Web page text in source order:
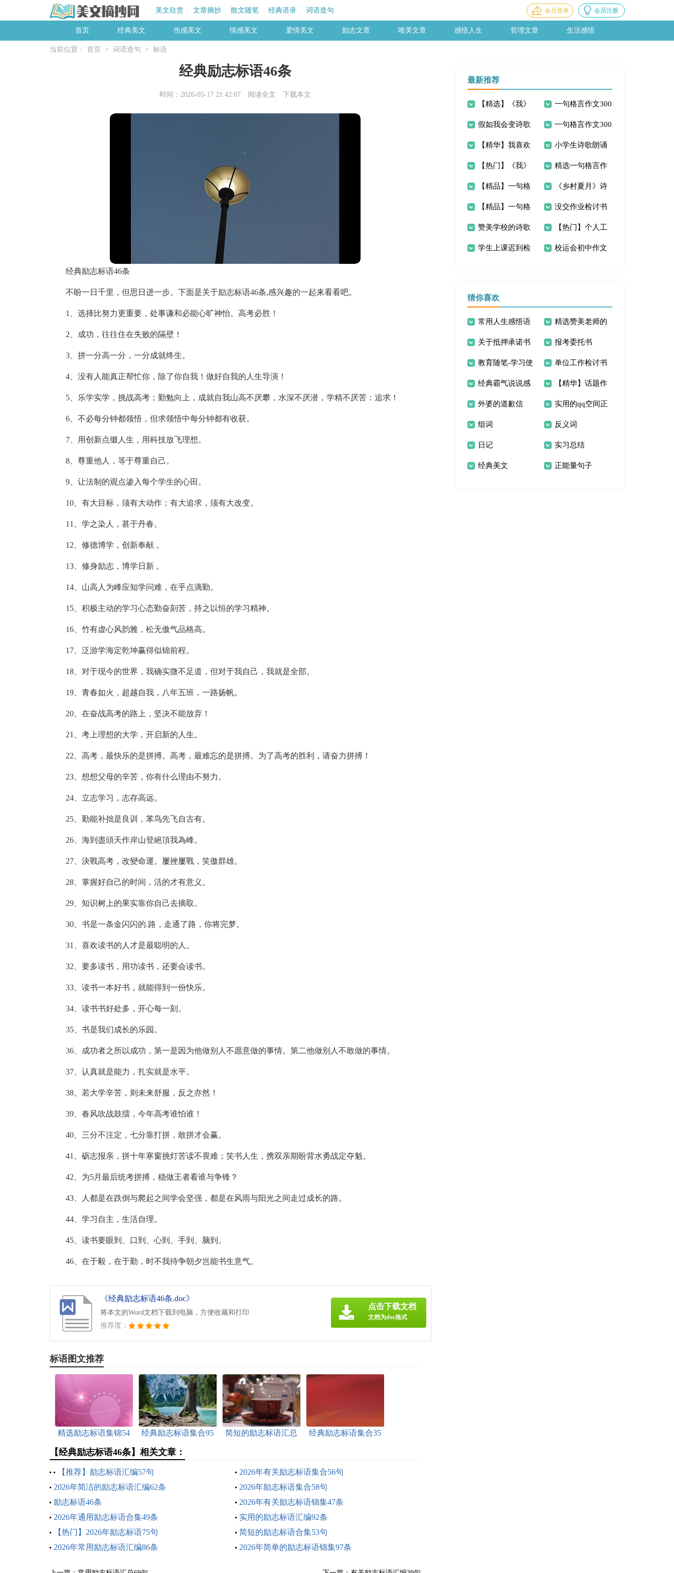
美文欣赏 文章摘抄 散文随笔 经典语录 词语造句 会员登录 会员注册
首页 经典美文 伤感美文 情感美文 爱情美文 励志文章 唯美文章 感悟人生 哲理文章 生活感悟
当前位置： 首页 > 词语造句 > 标语
经典励志标语46条
时间：2026-05-17 21:42:07 阅读全文 下载本文
经典励志标语46条
不盼一日千里，但思日进一步。下面是关于励志标语46条,感兴趣的一起来看看吧。
1、选择比努力更重要，处事谦和必能心旷神怡。高考必胜！
2、成功，往往住在失败的隔壁！
3、拼一分高一分，一分成就终生。
4、没有人能真正帮忙你，除了你自我！做好自我的人生导演！
5、乐学实学，挑战高考；勤勉向上，成就自我山高不厌攀，水深不厌潜，学精不厌苦：追求！
6、不必每分钟都领悟，但求领悟中每分钟都有收获。
7、用创新点缀人生，用科技放飞理想。
8、尊重他人，等于尊重自己。
9、让法制的观点渗入每个学生的心田。
10、有大目标，须有大动作；有大追求，须有大改变。
11、学之染人，甚于丹春。
12、修德博学，创新奉献 。
13、修身励志，博学日新 。
14、山高人为峰应知学问难，在乎点滴勤。
15、积极主动的学习心态勤奋刻苦，持之以恒的学习精神。
16、竹有虚心风韵雅，松无傲气品格高。
17、泛游学海定乾坤赢得似锦前程。
18、对于现今的世界，我确实微不足道，但对于我自己，我就是全部。
19、青春如火，超越自我，八年五班，一路扬帆。
20、在奋战高考的路上，坚决不能放弃！
21、考上理想的大学，开启新的人生。
22、高考，最快乐的是拼搏。高考，最难忘的是拼搏。为了高考的胜利，请奋力拼搏！
23、想想父母的辛苦，你有什么理由不努力。
24、立志学习，志存高远。
25、勤能补拙是良训，苯鸟先飞自古有。
26、海到盡頭天作岸山登絕頂我為峰。
27、決戰高考，改變命運。屢挫屢戰，笑傲群雄。
28、掌握好自己的时间，活的才有意义。
29、知识树上的果实靠你自己去摘取。
30、书是一条金闪闪的.路，走通了路，你将完梦。
31、喜欢读书的人才是最聪明的人。
32、要多读书，用功读书，还要会读书。
33、读书一本好书，就能得到一份快乐。
34、读书书好处多，开心每一刻。
35、书是我们成长的乐园。
36、成功者之所以成功，第一是因为他做别人不愿意做的事情。第二他做别人不敢做的事情。
37、认真就是能力，扎实就是水平。
38、若大学辛苦，则未来舒服，反之亦然！
39、春风吹战鼓擂，今年高考谁怕谁！
40、三分不注定，七分靠打拼，敢拼才会赢。
41、砺志报亲，拼十年寒窗挑灯苦读不畏难；笑书人生，携双亲期盼背水勇战定夺魁。
42、为5月最后统考拼搏，稳做王者看谁与争锋？
43、人都是在跌倒与爬起之间学会坚强，都是在风雨与阳光之间走过成长的路。
44、学习自主，生活自理。
45、读书要眼到、口到、心到、手到、脑到。
46、在于毅，在于勤，时不我待争朝夕岂能书生意气。
《经典励志标语46条.doc》
将本文的Word文档下载到电脑，方便收藏和打印
推荐度：
点击下载文档
文档为doc格式
标语图文推荐
精选励志标语集锦54
经典励志标语集合95
简短的励志标语汇总
经典励志标语集合35
【经典励志标语46条】相关文章：
【推荐】励志标语汇编57句
2026年有关励志标语集合56句
2026年简洁的励志标语汇编62条
2026年励志标语集合58句
励志标语46条
2026年有关励志标语锦集47条
2026年通用励志标语合集49条
实用的励志标语汇编92条
【热门】2026年励志标语75句
简短的励志标语合集53句
2026年常用励志标语汇编86条
2026年简单的励志标语锦集97条
最新推荐
【精选】《我》
初中作文300字三篇
一句格言作文300
字8篇
假如我会变诗歌 一句格言作文300
字7篇
【精华】我喜欢
的一则格言作文300
字四篇
小学生诗歌朗诵
稿范文
【热门】《我》
初中作文300字四篇
精选一句格言作
文300字7篇
【精品】一句格
言启示的作文300字
4篇
《乡村夏月》诗
歌
【精品】一句格
言作文300字4篇
没交作业检讨书
15篇
赞美学校的诗歌 【热门】个人工
作失误检讨书10篇
学生上课迟到检 校运会初中作文
猜你喜欢
常用人生感悟语
句摘录80条
精选赞美老师的
诗歌
关于抵押承诺书
范文锦集十篇
报考委托书
教育随笔-学习使
用剪刀
单位工作检讨书
经典霸气说说感
言30句
【精华】话题作
文300字四篇
外婆的道歉信 实用的qq空间正
能量的句子60句
组词 反义词
日记 实习总结
经典美文 正能量句子